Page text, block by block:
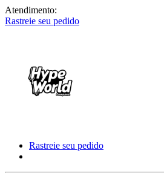
Atendimento:
Rastreie seu pedido
Rastreie seu pedido